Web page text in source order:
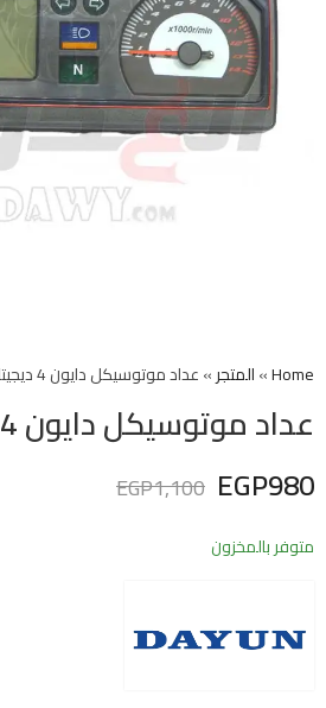
Home
»المتجر»عداد موتوسيكل دايون 4 ديجيتال
عداد موتوسيكل دايون 4 ديجيتال
EGP980
EGP1,100
متوفر بالمخزون